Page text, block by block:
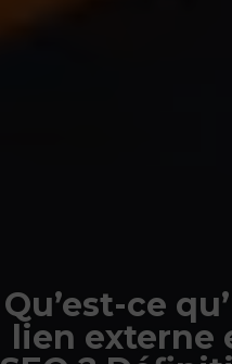
Qu’est-ce
lien externe